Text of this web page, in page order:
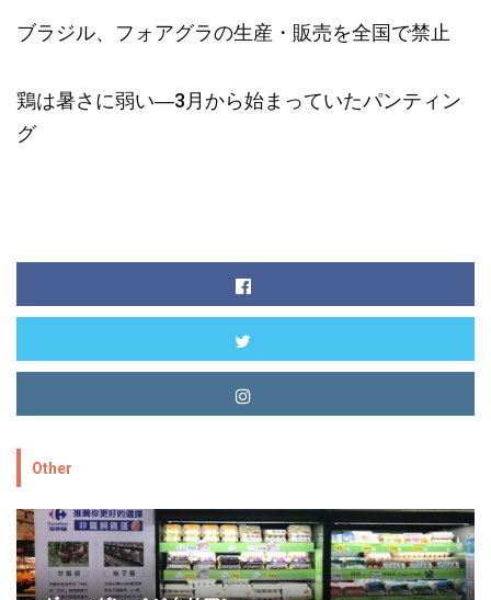
ブラジル、フォアグラの生産・販売を全国で禁止
鶏は暑さに弱い―3月から始まっていたパンティン
グ
Other